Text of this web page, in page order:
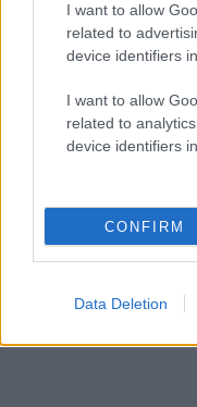
I want to allow
related to
device identifiers
I want to allow
related to
device identifiers
CONFIRM
Data Deletion